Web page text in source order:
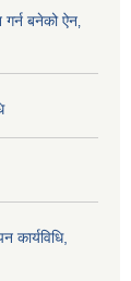
बनेको ऐन‚
कार्यविधि,